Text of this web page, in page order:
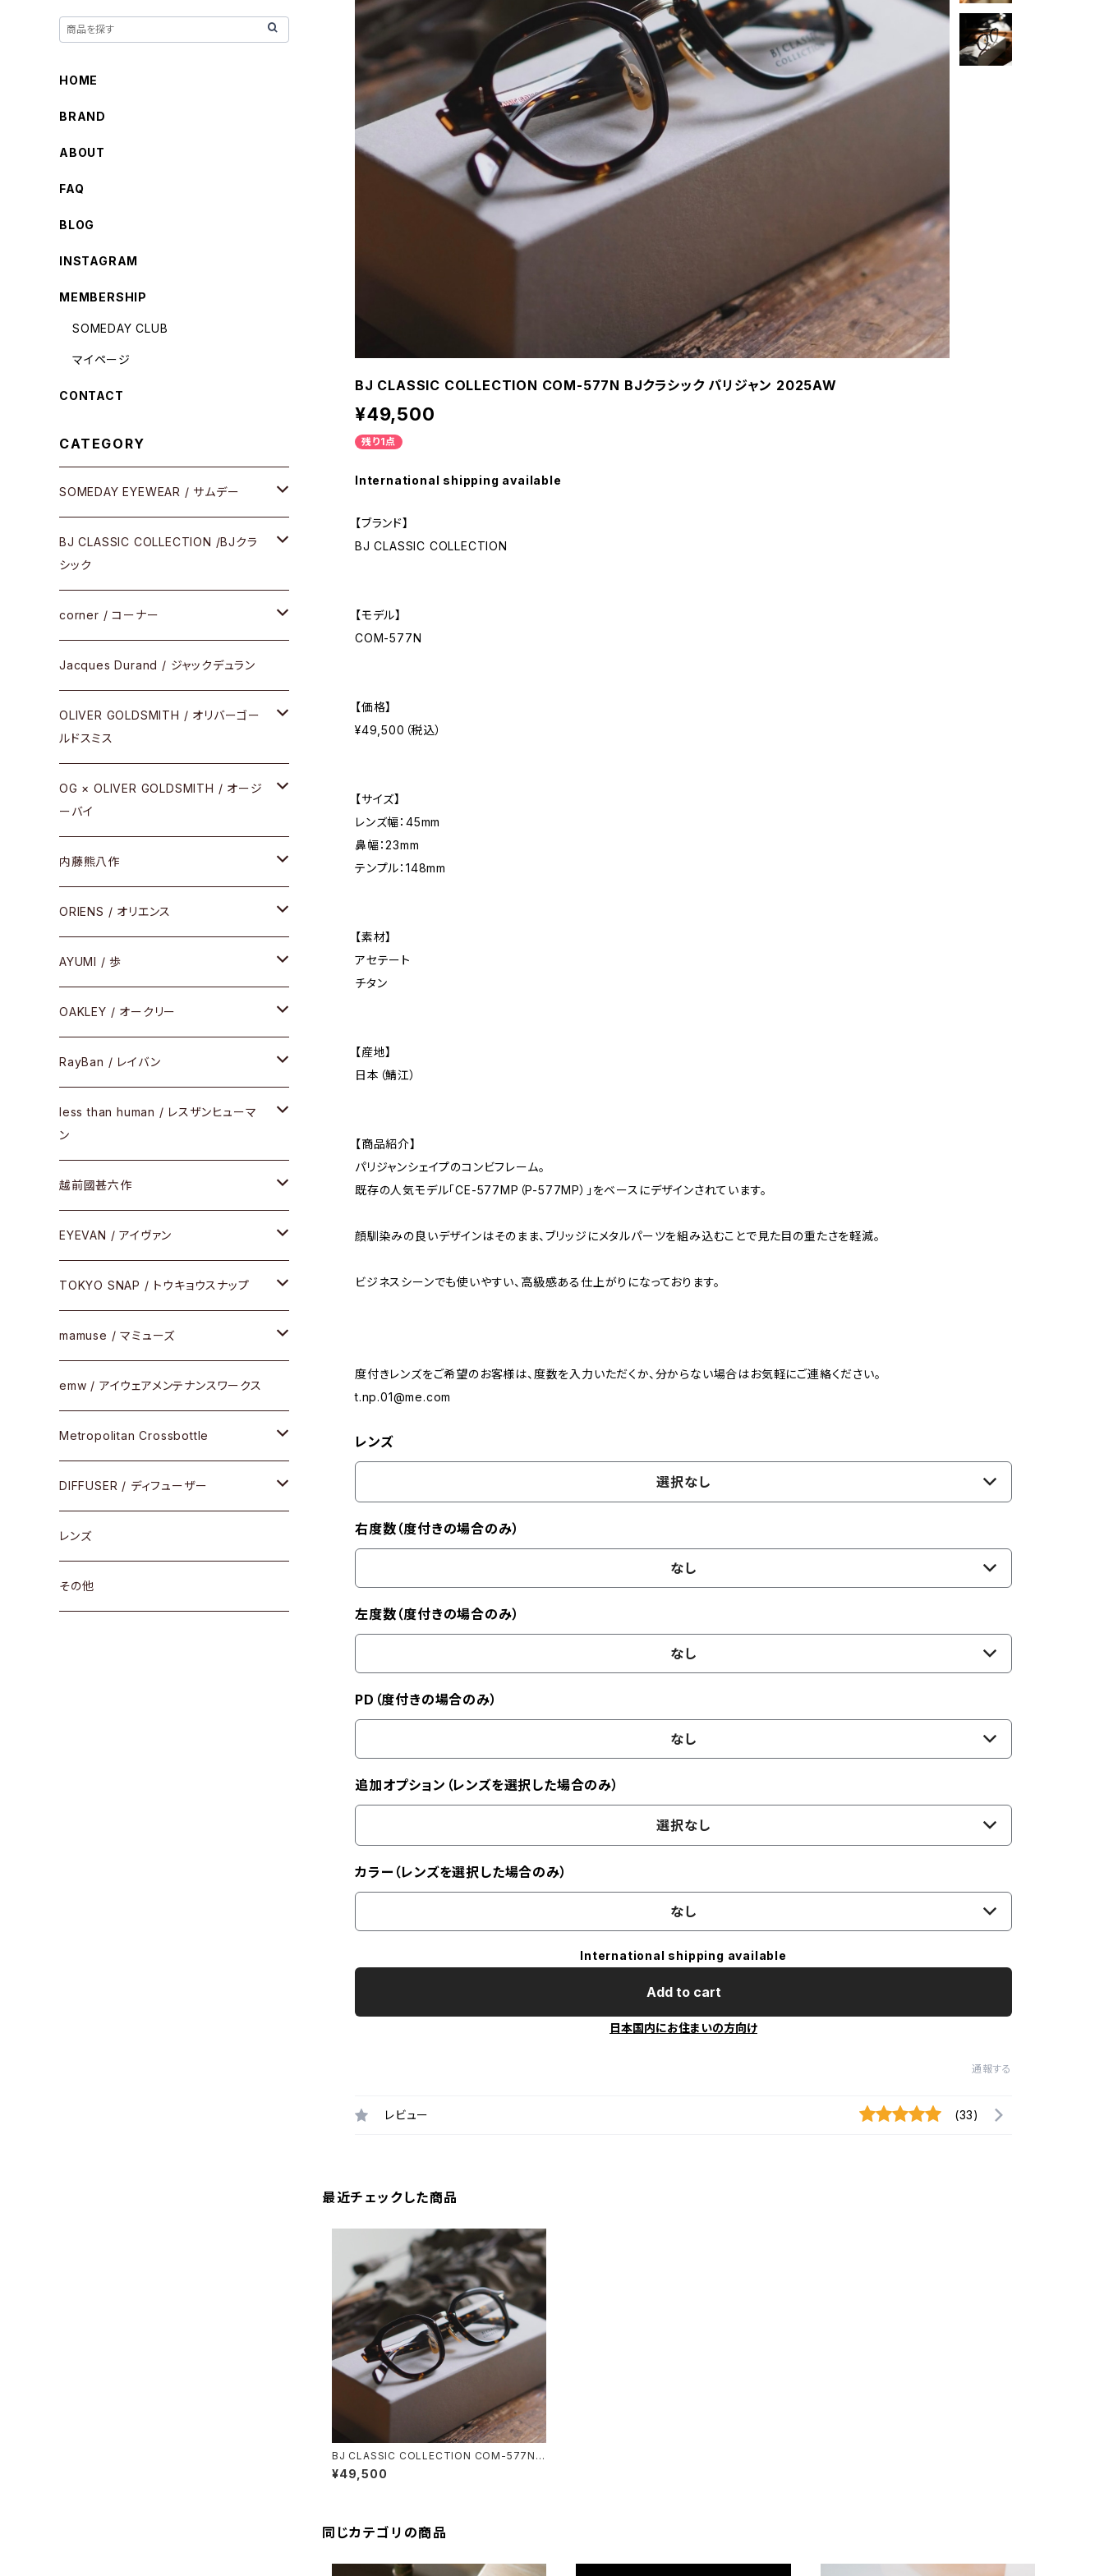
BJ CLASSIC COLLECTION COM-577N BJクラシック パリジャン 2025AW
¥49,500
残り1点
International shipping available
【ブランド】
BJ CLASSIC COLLECTION
【モデル】
COM-577N
【価格】
¥49,500（税込）
【サイズ】
レンズ幅：45mm
鼻幅：23mm
テンプル：148mm
【素材】
アセテート
チタン
【産地】
日本（鯖江）
【商品紹介】
パリジャンシェイプのコンビフレーム。
既存の人気モデル「CE-577MP（P-577MP）」をベースにデザインされています。
顔馴染みの良いデザインはそのまま、ブリッジにメタルパーツを組み込むことで見た目の重たさを軽減。
ビジネスシーンでも使いやすい、高級感ある仕上がりになっております。
度付きレンズをご希望のお客様は、度数を入力いただくか、分からない場合はお気軽にご連絡ください。
t.np.01@me.com
レンズ
選択なし
右度数（度付きの場合のみ）
なし
左度数（度付きの場合のみ）
なし
PD（度付きの場合のみ）
なし
追加オプション（レンズを選択した場合のみ）
選択なし
カラー（レンズを選択した場合のみ）
なし
International shipping available
Add to cart
日本国内にお住まいの方向け
通報する
レビュー (33)
最近チェックした商品
BJ CLASSIC COLLECTION COM-577N B
Jクラシック パリジャン 2025AW
¥49,500
同じカテゴリの商品
HOME
BRAND
ABOUT
FAQ
BLOG
INSTAGRAM
MEMBERSHIP
SOMEDAY CLUB
マイページ
CONTACT
CATEGORY
SOMEDAY EYEWEAR / サムデー
メガネ
サングラス
アパレル
その他
BJ CLASSIC COLLECTION /BJクラ
シック
CELLULOID（CRAFTSMAN EDITION）
SHINBARI（CRAFTSMAN EDITION）
URUSHI（CRAFTSMAN EDITION）
REVIVAL EDITION
HEAVY EDITION
COMBI （コンビシリーズ）
PREMIUM（プレミアムシリーズ）
PLASTIC（プラスティックシリーズ）
SIRMONT（サーモントシリーズ）
SUNSHIFT
ケア用品
corner / コーナー
リサーチシリーズ
サブリメイションシリーズ
Jacques Durand / ジャックデュラン
OLIVER GOLDSMITH / オリバーゴー
ルドスミス
メタル
セル
コンビ
OG × OLIVER GOLDSMITH / オージ
ーバイ
メタル
セル
コンビ
内藤熊八作
セル
メタル
コンビ
ORIENS / オリエンス
セルフレーム
メタルフレーム
その他
AYUMI / 歩
セルフレーム
OAKLEY / オークリー
メガネフレーム
サングラス
Frogskins(フロッグスキン )
限定モデル
その他
修理
RayBan / レイバン
メガネフレーム
サングラス
その他
less than human / レスザンヒューマ
ン
メガネフレーム
サングラス
その他
越前國甚六作
セルフレーム
メタルフレーム
コンビフレーム
EYEVAN / アイヴァン
メガネ
サングラス
その他
TOKYO SNAP / トウキョウスナップ
セルフレーム
メタルフレーム
コンビネーション
mamuse / マミューズ
セル
メタル
コンビ
emw / アイウェアメンテナンスワークス
Metropolitan Crossbottle
30cm×30cm
18cm×13cm
DIFFUSER / ディフューザー
グラスコード
メガネケース
レンズ
その他